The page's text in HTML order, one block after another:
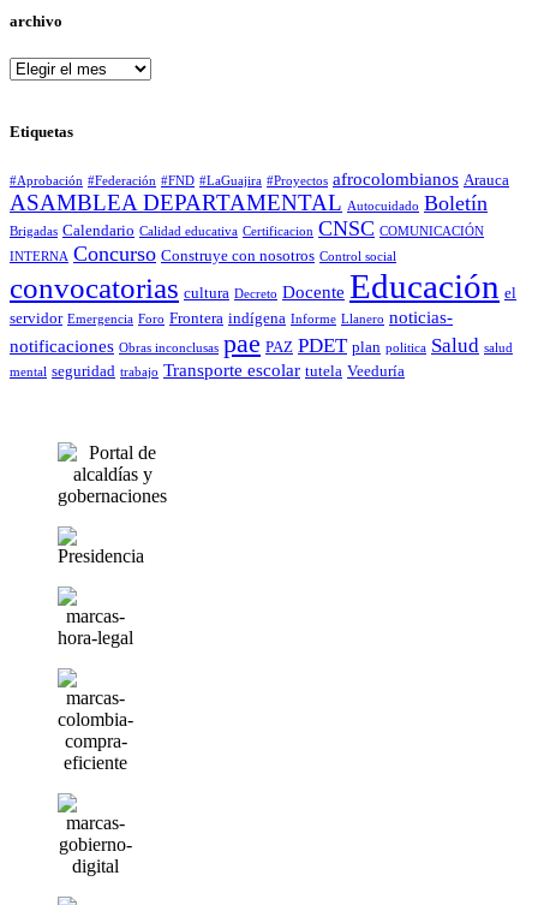
archivo
archivo
Etiquetas
#Aprobación #Federación #FND #LaGuajira #Proyectos afrocolombianos Arauca
ASAMBLEA DEPARTAMENTAL Autocuidado Boletín
Brigadas Calendario Calidad educativa Certificacion CNSC COMUNICACIÓN
INTERNA Concurso Construye con nosotros Control social
convocatorias cultura Decreto Docente Educación el
servidor Emergencia Foro Frontera indígena Informe Llanero noticias-
notificaciones Obras inconclusas pae PAZ PDET plan politica Salud salud
mental seguridad trabajo Transporte escolar tutela Veeduría